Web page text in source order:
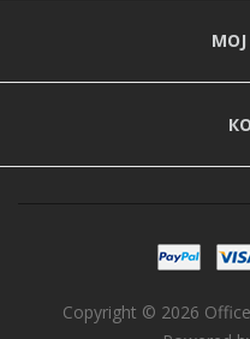
Copyright © 2026